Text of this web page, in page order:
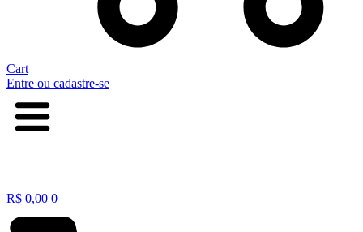
Cart
Entre ou cadastre-se
R$ 0,00 0